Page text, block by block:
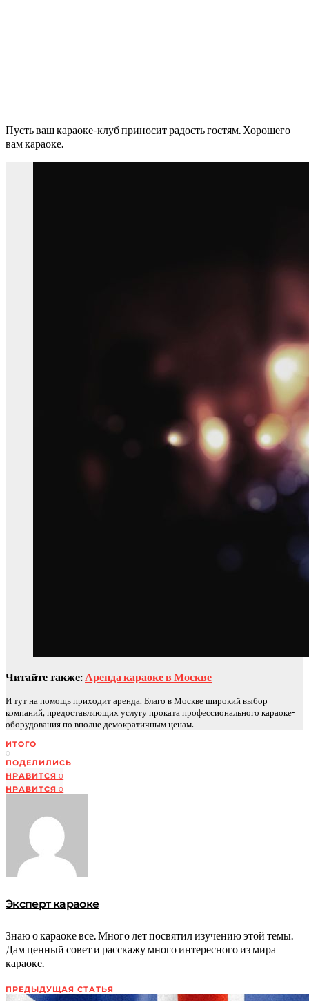
Пусть ваш караоке-клуб приносит радость гостям. Хорошего
вам караоке.
Читайте также: Аренда караоке в Москве
И тут на помощь приходит аренда. Благо в Москве широкий выбор
компаний, предоставляющих услугу проката профессионального караоке-
оборудования по вполне демократичным ценам.
ИТОГО
0
ПОДЕЛИЛИСЬ
НРАВИТСЯ 0
НРАВИТСЯ 0
Эксперт караоке
Знаю о караоке все. Много лет посвятил изучению этой темы.
Дам ценный совет и расскажу много интересного из мира
караоке.
ПРЕДЫДУЩАЯ СТАТЬЯ